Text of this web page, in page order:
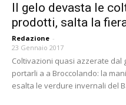
Il gelo devasta le
prodotti, salta la
Redazione -
23 Gennaio 2017
Coltivazioni quasi azzerate
portarli a a Broccolando: la
esalta le verdure invernali del